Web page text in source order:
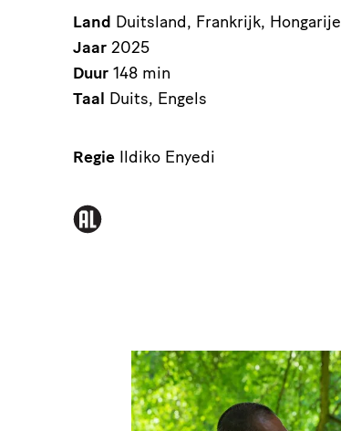
Land Duitsland, Frankrijk, Hongarije
Jaar 2025
Duur 148 min
Taal Duits, Engels
Regie Ildiko Enyedi